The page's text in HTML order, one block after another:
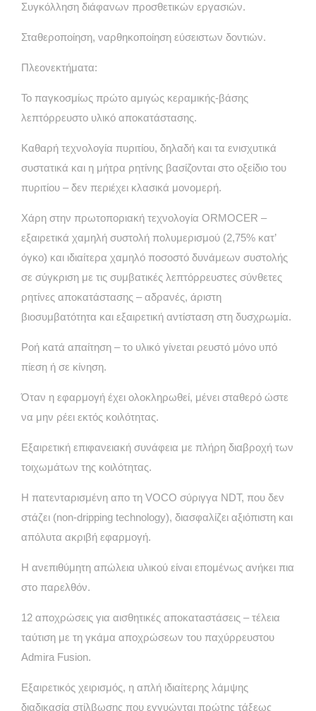
Συγκόλληση διάφανων προσθετικών εργασιών.
Σταθεροποίηση, ναρθηκοποίηση εύσειστων δοντιών.
Πλεονεκτήματα:
Το παγκοσμίως πρώτο αμιγώς κεραμικής-βάσης
λεπτόρρευστο υλικό αποκατάστασης.
Kαθαρή τεχνολογία πυριτίου, δηλαδή και τα ενισχυτικά
συστατικά και η μήτρα ρητίνης βασίζονται στο οξείδιο του
πυριτίου – δεν περιέχει κλασικά μονομερή.
Χάρη στην πρωτοποριακή τεχνολογία ORMOCER –
εξαιρετικά χαμηλή συστολή πολυμερισμού (2,75% κατ’
όγκο) και ιδιαίτερα χαμηλό ποσοστό δυνάμεων συστολής
σε σύγκριση με τις συμβατικές λεπτόρρευστες σύνθετες
ρητίνες αποκατάστασης – αδρανές, άριστη
βιοσυμβατότητα και εξαιρετική αντίσταση στη δυσχρωμία.
Ροή κατά απαίτηση – το υλικό γίνεται ρευστό μόνο υπό
πίεση ή σε κίνηση.
Όταν η εφαρμογή έχει ολοκληρωθεί, μένει σταθερό ώστε
να μην ρέει εκτός κοιλότητας.
Εξαιρετική επιφανειακή συνάφεια με πλήρη διαβροχή των
τοιχωμάτων της κοιλότητας.
Η πατενταρισμένη απο τη VOCO σύριγγα NDT, που δεν
στάζει (non-dripping technology), διασφαλίζει αξιόπιστη και
απόλυτα ακριβή εφαρμογή.
Η ανεπιθύμητη απώλεια υλικού είναι επομένως ανήκει πια
στο παρελθόν.
12 αποχρώσεις για αισθητικές αποκαταστάσεις – τέλεια
ταύτιση με τη γκάμα αποχρώσεων του παχύρρευστου
Admira Fusion.
Εξαιρετικός χειρισμός, η απλή ιδιαίτερης λάμψης
διαδικασία στίλβωσης που εγγυώνται πρώτης τάξεως